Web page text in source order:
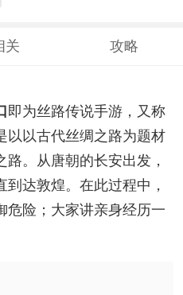
关 攻略
即为丝路传说手游，又称
以以古代丝绸之路为题材
。从唐朝的长安出发，
达敦煌。在此过程中，
危险；大家讲亲身经历一